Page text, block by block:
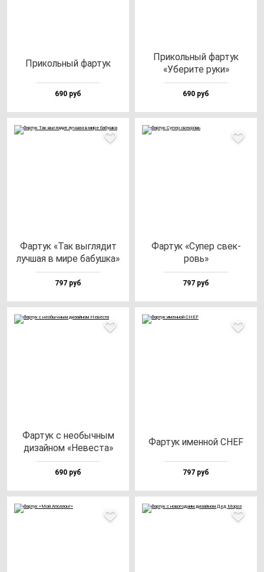
При­коль­ный фар­тук
690 руб
При­коль­ный фар­тук
«Убе­ри­те ру­ки»
690 руб
Фар­тук «Так выг­ля­дит
луч­шая в ми­ре ба­буш­ка»
797 руб
Фар­тук «Супер свек­
ровь»
797 руб
Фар­тук с не­обыч­ным
ди­зай­ном «Невес­та»
690 руб
Фар­тук имен­ной CHEF
797 руб